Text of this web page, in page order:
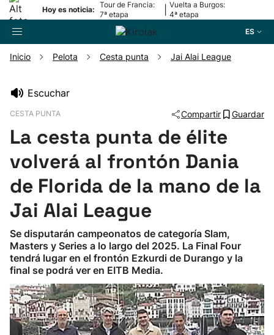
Hoy es noticia:
Tour de Francia:
7ª etapa
Vuelta a Burgos:
4ª etapa
ES
Pelota
Remo
Ciclismo
Herri-kirolak
Balonmano
Inicio Pelota Cesta punta Jai Alai League
Escuchar
CESTA PUNTA Compartir Guardar
La cesta punta de élite
volverá al frontón Dania
de Florida de la mano de la
Jai Alai League
Se disputarán campeonatos de categoría Slam,
Masters y Series a lo largo del 2025. La Final Four
tendrá lugar en el frontón Ezkurdi de Durango y la
final se podrá ver en EITB Media.